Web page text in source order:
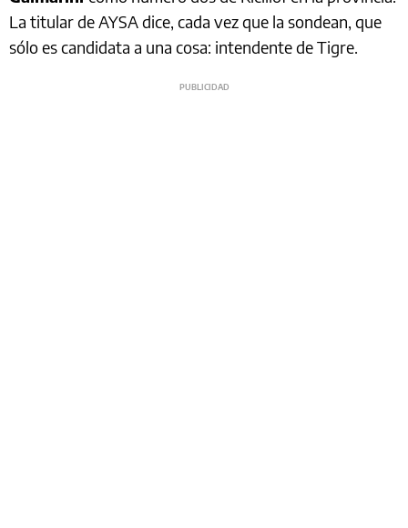
La titular de AYSA dice, cada vez que la sondean, que
sólo es candidata a una cosa: intendente de Tigre.